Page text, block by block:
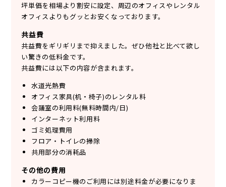
坪単価を相場より割安に設定、周辺のオフィスやレンタル
オフィスよりもグッとお安くなっております。
共益費
共益費をギリギリまで抑えました。ぜひ他社と比べて欲し
い驚きの低料金です。
共益費には以下の内容が含まれます。
水道光熱費
オフィス家具(机・椅子)のレンタル料
会議室の利用料(無料時間内/日)
インターネット利用料
ゴミ処理費用
フロア・トイレの掃除
共用部分の消耗品
その他の費用
カラーコピー機のご利用には別途料金が必要になりま